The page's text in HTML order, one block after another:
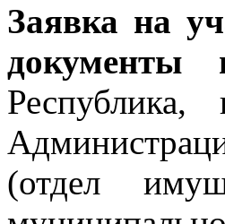
Заявка на
документы
(отдел